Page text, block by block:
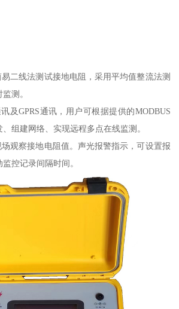
二线法测试接地电阻，采用平均值整流法测
测。
及GPRS通讯，用户可根据提供的MODBUS
组建网络、实现远程多点在线监测。
观察接地电阻值。声光报警指示，可设置报
控记录间隔时间。